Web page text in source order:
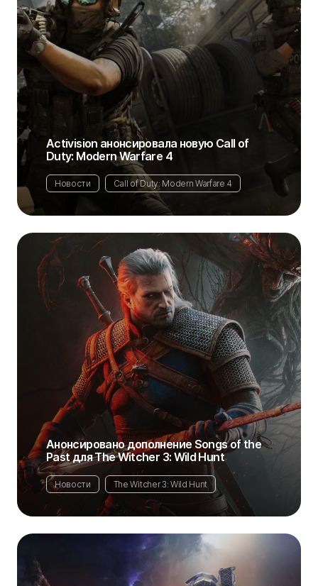
Activision анонсировала новую Call of
Duty: Modern Warfare 4
Новости Call of Duty: Modern Warfare 4
Анонсировано дополнение Songs of the
Past для The Witcher 3: Wild Hunt
Новости The Witcher 3: Wild Hunt